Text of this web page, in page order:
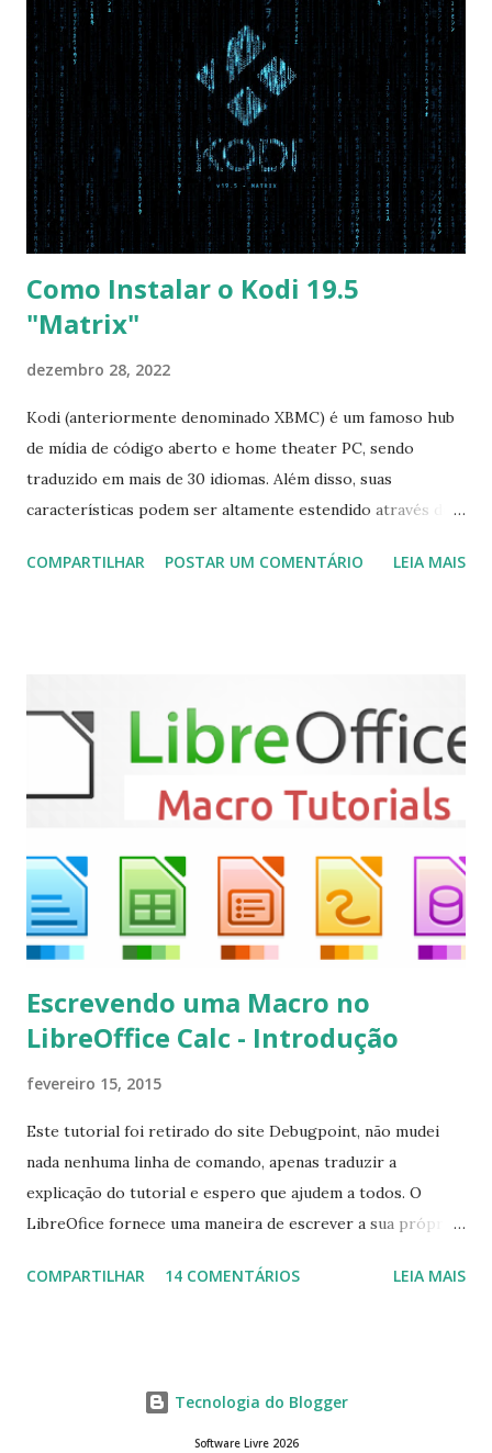
Disabled USB S3 Wake-up -> Enabled Boot: Secure Boot ->
Disabled OS Mode Selection -> UEFI and CSM OS (Essa
opção garante boot com Win e Linux) Boot > Boot Priority
Order USB HDD: SATA CD: SATA HDD: Essa ordem de boot
vai garantir que ele tente primeiro o boot pela USB, depois
pelo CD e por último no HD. Apenas as opções acima são
as necessá...
Como Instalar o Kodi 19.5
"Matrix"
dezembro 28, 2022
Kodi (anteriormente denominado XBMC) é um famoso hub
de mídia de código aberto e home theater PC, sendo
traduzido em mais de 30 idiomas. Além disso, suas
características podem ser altamente estendido através de
(personal video recorder). A versão final do Kodi 19.5
sudo apt-get install kodi Use o comando a seguir para
instalar codecs de áudio e outros complementos,
executando: $ sudo apt-get install --install-suggests
kodi Para remover, execute: $ sudo apt-get remove
COMPARTILHAR POSTAR UM COMENTÁRIO LEIA MAIS
Escrevendo uma Macro no
LibreOffice Calc - Introdução
fevereiro 15, 2015
Este tutorial foi retirado do site Debugpoint, não mudei
nada nenhuma linha de comando, apenas traduzir a
explicação do tutorial e espero que ajudem a todos. O
LibreOfice fornece uma maneira de escrever a sua própria
aplicativo de escritório. Você pode usar Python ou Basic
iremos criar uma macro que iria colocar a string ' Olá
Mundo' na primeira célula do LibreOffice Calc ou seja, a
COMPARTILHAR 14 COMENTÁRIOS LEIA MAIS
Tecnologia do Blogger
Software Livre 2026